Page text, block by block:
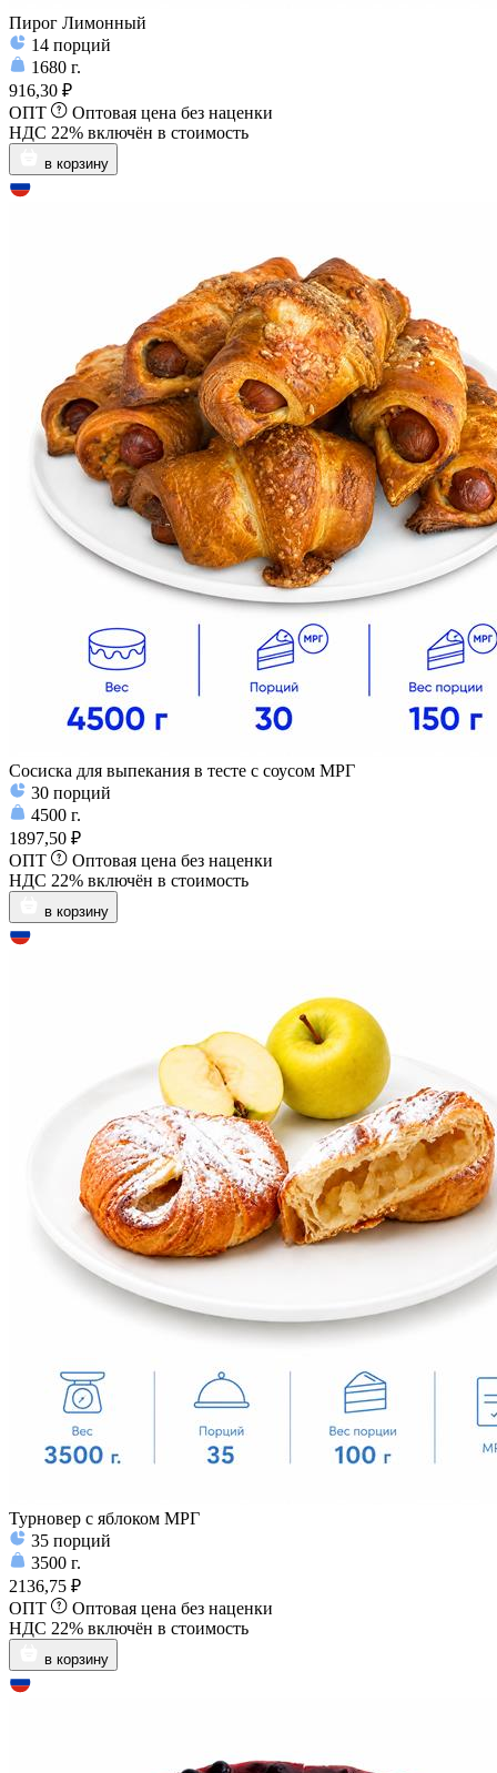
Пирог Лимонный
14 порций
1680 г.
916,30 ₽
ОПТ
Оптовая цена без наценки
НДС 22% включён в стоимость
в корзину
Сосиска для выпекания в тесте с соусом МРГ
30 порций
4500 г.
1897,50 ₽
ОПТ
Оптовая цена без наценки
НДС 22% включён в стоимость
в корзину
Турновер с яблоком МРГ
35 порций
3500 г.
2136,75 ₽
ОПТ
Оптовая цена без наценки
НДС 22% включён в стоимость
в корзину